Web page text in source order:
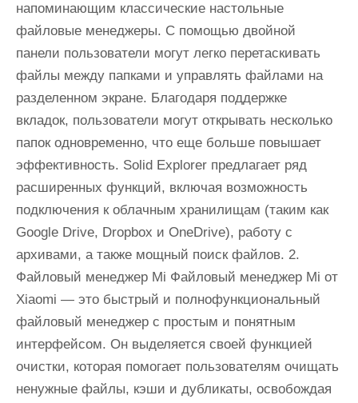
напоминающим классические настольные
файловые менеджеры. С помощью двойной
панели пользователи могут легко перетаскивать
файлы между папками и управлять файлами на
разделенном экране. Благодаря поддержке
вкладок, пользователи могут открывать несколько
папок одновременно, что еще больше повышает
эффективность. Solid Explorer предлагает ряд
расширенных функций, включая возможность
подключения к облачным хранилищам (таким как
Google Drive, Dropbox и OneDrive), работу с
архивами, а также мощный поиск файлов. 2.
Файловый менеджер Mi Файловый менеджер Mi от
Xiaomi — это быстрый и полнофункциональный
файловый менеджер с простым и понятным
интерфейсом. Он выделяется своей функцией
очистки, которая помогает пользователям очищать
ненужные файлы, кэши и дубликаты, освобождая